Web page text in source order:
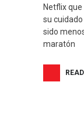
Netflix
su
sido
maratón